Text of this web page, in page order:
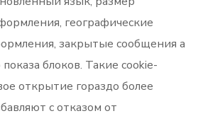
географические
закрытые сообщения а
блоков. Такие cookie-
открытие гораздо более
с отказом от